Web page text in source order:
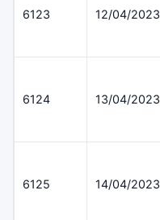
6123 12/04/2023
6124 13/04/2023
6125 14/04/2023